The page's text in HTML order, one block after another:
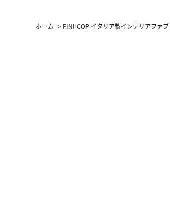
ホーム > FINI-COP イタリア製インテリアファ